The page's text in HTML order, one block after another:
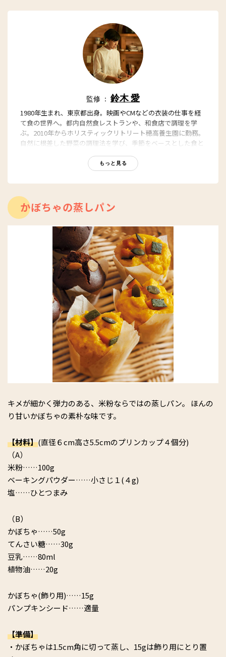
監修 ： 鈴木 愛
1980年生まれ、東京都出身。映画やCMなどの衣装の仕事を経
て食の世界へ。都内自然食レストランや、和食店で調理を学
ぶ。2010年からホリスティックリトリート穂高養生園に勤務。
自然に根差した野菜の調理法を学び、季節をベースとした食と
してほしいという願いを込 めて「冬草」の名で活動をはじめ
る。不定期で東京・表参道のサロン「omotesando atelier」に
て「ととのえる食事会」を開催。要予約。著書に『なんとなく
冬草 https://www.facebook.com/fuyukusa.gohanya/
もっと見る
かぼちゃの蒸しパン
キメが細かく弾力のある、米粉ならではの蒸しパン。 ほんの
り甘いかぼちゃの素朴な味です。
【材料】(直径６cm高さ5.5cmのプリンカップ４個分)
（A）
米粉……100g
ベーキングパウダー……小さじ１(４g)
塩……ひとつまみ
（B）
かぼちゃ……50g
てんさい糖……30g
豆乳……80ml
植物油……20g
かぼちゃ(飾り用)……15g
パンプキンシード……適量
【準備】
・かぼちゃは1.5cm角に切って蒸し、15gは飾り用にとり置